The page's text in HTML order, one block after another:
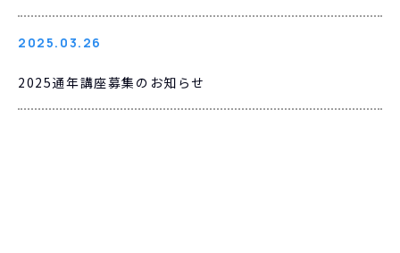
2025.03.26
2025通年講座募集のお知らせ